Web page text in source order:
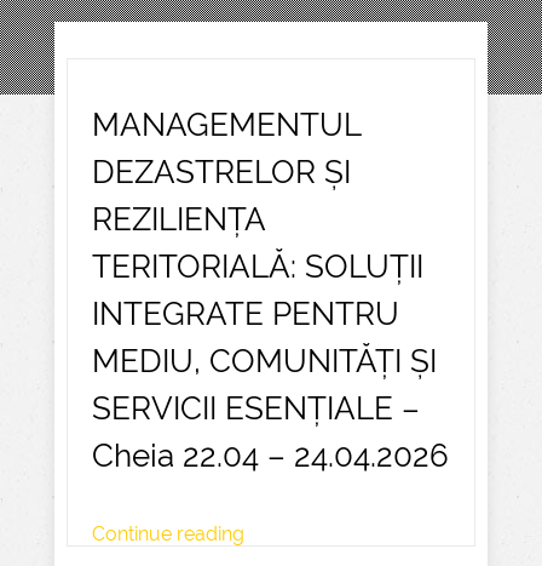
MANAGEMENTUL
DEZASTRELOR ȘI
REZILIENȚA
TERITORIALĂ: SOLUȚII
INTEGRATE PENTRU
MEDIU, COMUNITĂȚI ȘI
SERVICII ESENȚIALE –
Cheia 22.04 – 24.04.2026
Continue reading